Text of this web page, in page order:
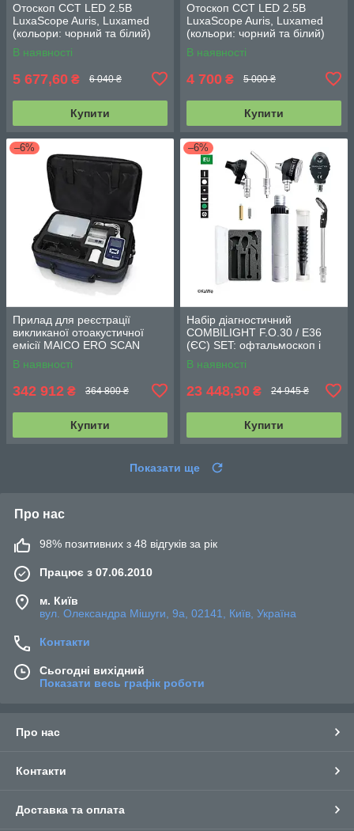
Отоскоп CCT LED 2.5В
LuxaScope Auris, Luxamed
(кольори: чорний та білий)
В наявності
5 677,60 ₴ 6 040 ₴
Купити
Отоскоп CCT LED 2.5В
LuxaScope Auris, Luxamed
(кольори: чорний та білий)
В наявності
4 700 ₴ 5 000 ₴
Купити
–6%
Прилад для реєстрації
викликаної отоакустичної
емісії MAICO ERO SCAN
В наявності
342 912 ₴ 364 800 ₴
Купити
–6%
Набір діагностичний
COMBILIGHT F.O.30 / E36
(ЄС) SET: офтальмоскоп і
отоскоп, 2,5 В
В наявності
23 448,30 ₴ 24 945 ₴
Купити
Показати ще
Про нас
98% позитивних з 48 відгуків за рік
Працює з 07.06.2010
м. Київ
вул. Олександра Мішуги, 9а, 02141, Київ, Україна
Контакти
Сьогодні вихідний
Показати весь графік роботи
Про нас
Контакти
Доставка та оплата